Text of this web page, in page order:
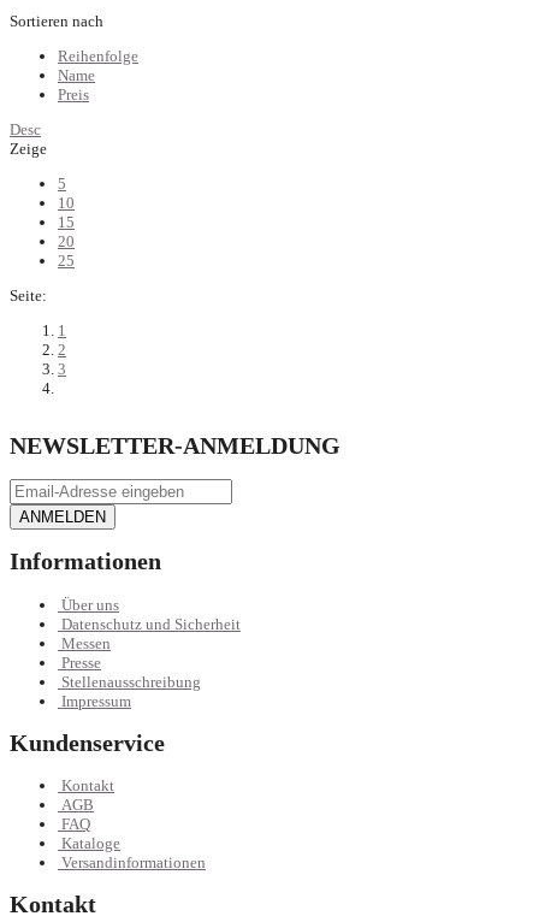
Sortieren nach
Reihenfolge
Name
Preis
Desc
Zeige
5
10
15
20
25
Seite:
1
2
3
NEWSLETTER-ANMELDUNG
ANMELDEN
Informationen
Über uns
Datenschutz und Sicherheit
Messen
Presse
Stellenausschreibung
Impressum
Kundenservice
Kontakt
AGB
FAQ
Kataloge
Versandinformationen
Kontakt